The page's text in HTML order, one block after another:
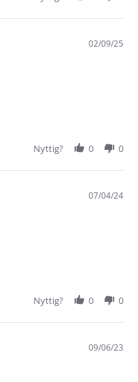
02/09/25
Nyttig? 0 0
07/04/24
Nyttig? 0 0
09/06/23